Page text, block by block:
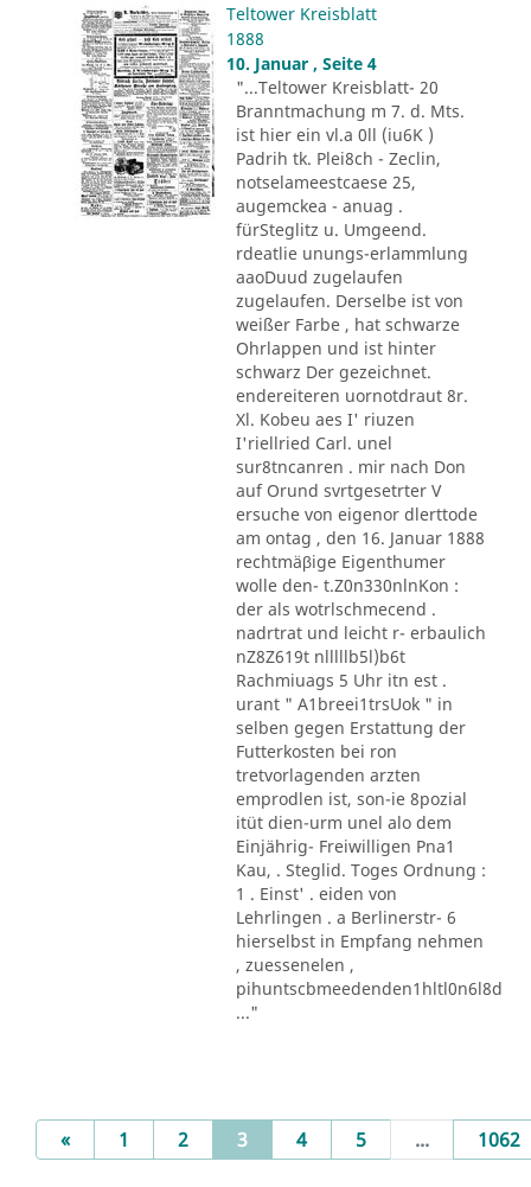
Teltower Kreisblatt
1888
10. Januar , Seite 4
"...Teltower Kreisblatt- 20
Branntmachung m 7. d. Mts.
ist hier ein vl.a 0ll (iu6K )
Padrih tk. Plei8ch - Zeclin,
notselameestcaese 25,
augemckea - anuag .
fürSteglitz u. Umgeend.
rdeatlie unungs-erlammlung
aaoDuud zugelaufen
zugelaufen. Derselbe ist von
weißer Farbe , hat schwarze
Ohrlappen und ist hinter
schwarz Der gezeichnet.
endereiteren uornotdraut 8r.
Xl. Kobeu aes I' riuzen
I'riellried Carl. unel
sur8tncanren . mir nach Don
auf Orund svrtgesetrter V
ersuche von eigenor dlerttode
am ontag , den 16. Januar 1888
rechtmäβige Eigenthumer
wolle den- t.Z0n330nlnKon :
der als wotrlschmecend .
nadrtrat und leicht r- erbaulich
nZ8Z619t nlllllb5l)b6t
Rachmiuags 5 Uhr itn est .
urant " A1breei1trsUok " in
selben gegen Erstattung der
Futterkosten bei ron
tretvorlagenden arzten
emprodlen ist, son-ie 8pozial
itüt dien-urm unel alo dem
Einjährig- Freiwilligen Pna1
Kau, . Steglid. Toges Ordnung :
1 . Einst' . eiden von
Lehrlingen . a Berlinerstr- 6
hierselbst in Empfang nehmen
, zuessenelen ,
pihuntscbmeedenden1hltl0n6l8d
..."
«Previous
1 2 3(current)
4 5 ... 1062